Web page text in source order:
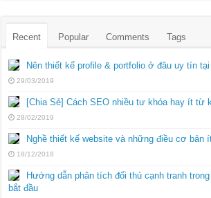
Recent Popular Comments Tags
Nên thiết kế profile & portfolio ở đâu uy tín
29/03/2019
[Chia Sẻ] Cách SEO nhiều tư khóa hay ít từ
28/02/2019
Nghề thiết kế website và những điều cơ bản
18/12/2018
Hướng dẫn phân tích đối thủ cạnh tranh
bắt đầu